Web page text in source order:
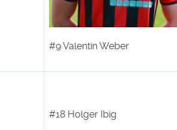
#9 Valentin Weber
#18 Holger Ibig